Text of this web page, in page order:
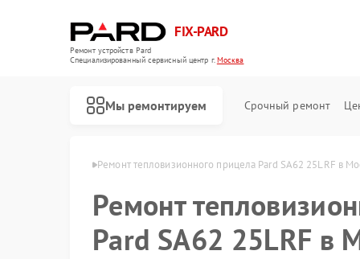
FIX-PARD
Ремонт устройств Pard
Специализированный cервисный центр г.Москва
Мы ремонтируем Срочный ремонт
Pard в Москве Ремонт тепловизионного прицела Pard SA62 25LRF в
Ремонт
Pard SA62 25LRF в